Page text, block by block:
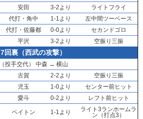
安田 3-2より
ライトフライ
代打・ 角中 1-1より
左中間ツーベース
代打・ 佐藤都 0-0より
セカンドゴロ
平沢 3-2より 空振り三振
7回裏（西武の攻撃）
（投手交代） 中森 → 横山
古賀 2-2より
空振り三振
児玉 1-0より
センター前ヒット
愛斗 0-2より レフト前ヒット
ペイトン 1-1より
ライト3ランホームラ
ン（打点3）